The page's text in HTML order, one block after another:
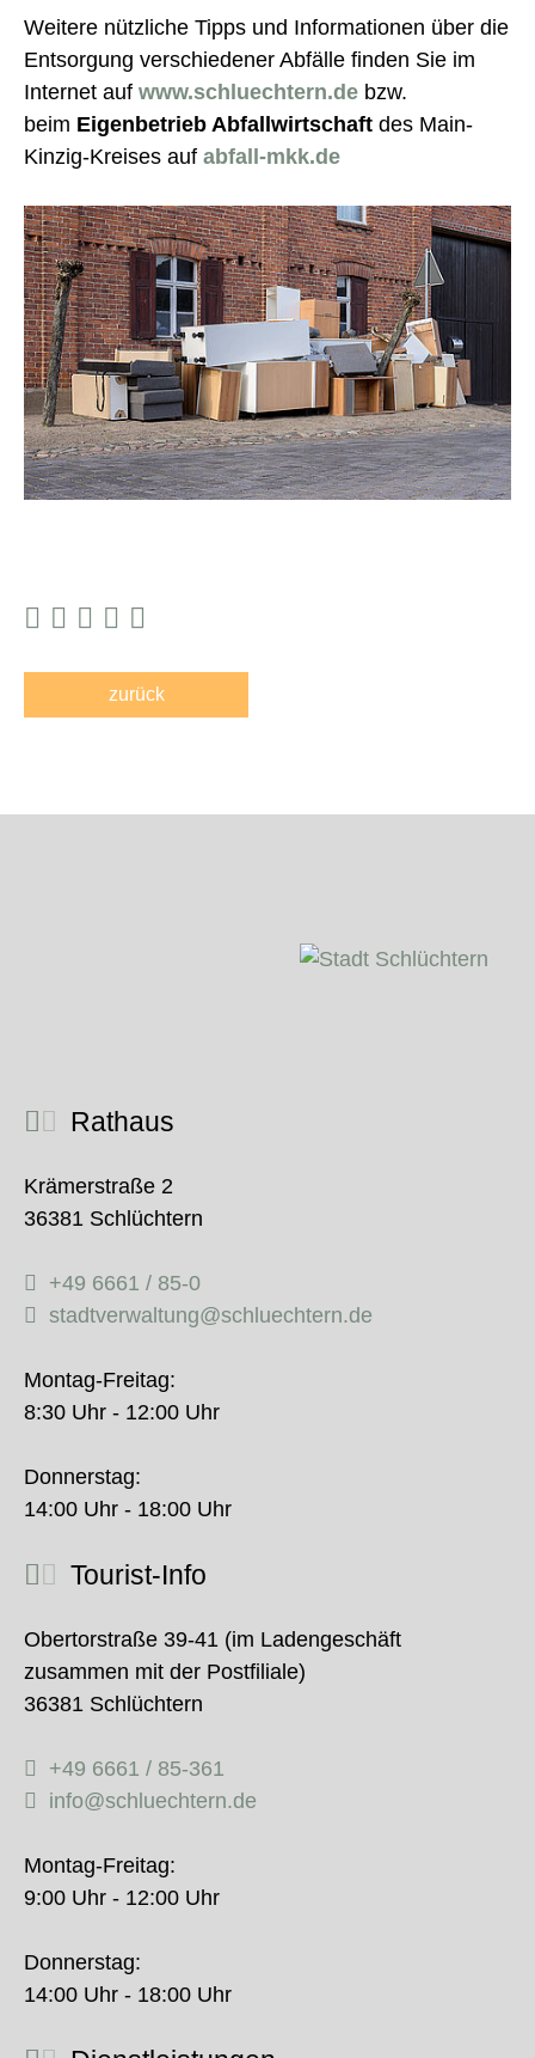
Weitere nützliche Tipps und Informationen über die
Entsorgung verschiedener Abfälle finden Sie im
Internet auf www.schluechtern.de bzw.
beim Eigenbetrieb Abfallwirtschaft des Main-
Kinzig-Kreises auf abfall-mkk.de
zurück
Rathaus
Krämerstraße 2
36381 Schlüchtern
+49 6661 / 85-0
stadtverwaltung@schluechtern.de
Montag-Freitag:
8:30 Uhr - 12:00 Uhr
Donnerstag:
14:00 Uhr - 18:00 Uhr
Tourist-Info
Obertorstraße 39-41 (im Ladengeschäft
zusammen mit der Postfiliale)
36381 Schlüchtern
+49 6661 / 85-361
info@schluechtern.de
Montag-Freitag:
9:00 Uhr - 12:00 Uhr
Donnerstag:
14:00 Uhr - 18:00 Uhr